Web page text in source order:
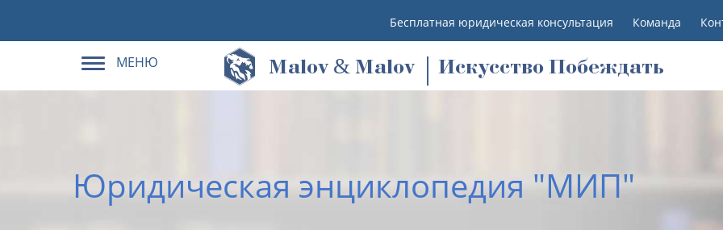
Бесплатная юридическая консультация Команда
МЕНЮ Malov & Malov Искусство Побеждать
Юридическая энциклопедия "МИП"